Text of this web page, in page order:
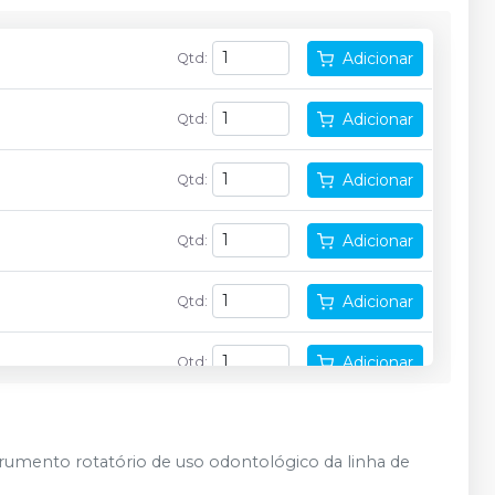
Qtd : Adicionar
Qtd : Adicionar
Qtd : Adicionar
Qtd : Adicionar
Qtd : Adicionar
Qtd: Adicionar
rotatório de uso odontológico da linha de